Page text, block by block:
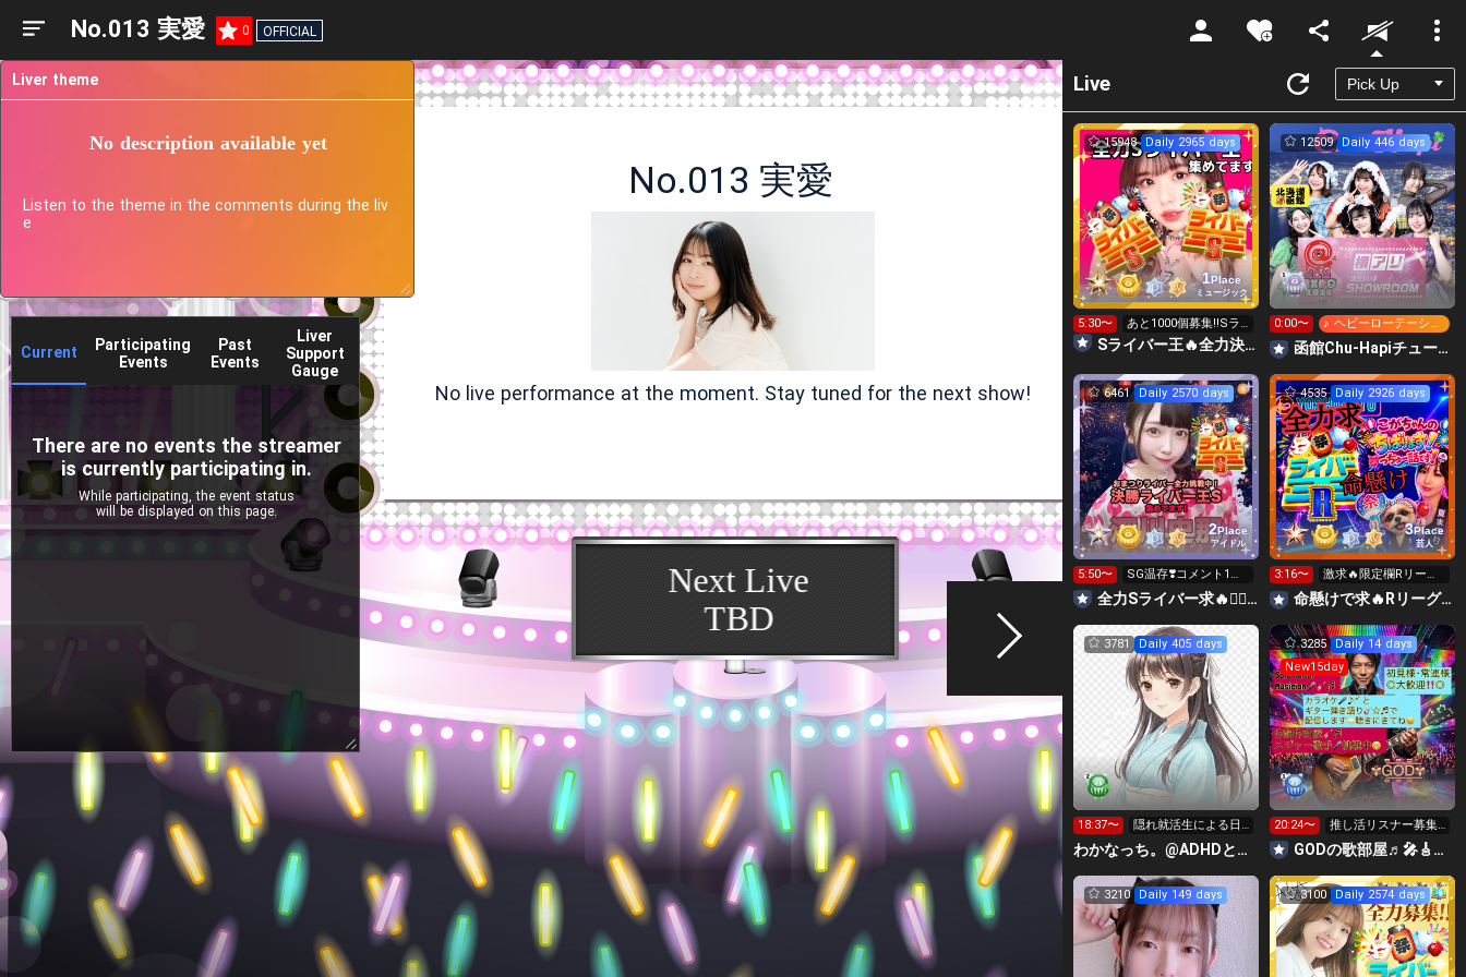
No.013 実愛 0 OFFICIAL
Unmute
No.013 実愛
No live performance at the moment. Stay tuned for the next show!
Current
Participating
Events
Past
Events
Liver
Support
Gauge
There are no events the streamer
is currently participating in.
While participating, the event status
will be displayed on this page.
Liver theme
No description available yet
Listen to the theme in the comments during the liv
e
Live
1Place
ミュージック
15948 Daily 2965 days
5:30〜
あと1000個募集‼️Sラ
イバー王👑投げれま
Sライバー王🔥全力決勝🗽🌈Annnnnaの空⛱
12509 Daily 446 days
0:00〜
♪ ヘビーローテーショ
ン
函館Chu-Hapiチューハピ🌈
2Place
アイドル
6461 Daily 2570 days
5:50〜
SG温存❣️コメント1回
で無料の S求🧡
全力Sライバー求🔥❤️‍🔥147cm深川史那のルーム🐸🎈
3Place
芸人
4535 Daily 2926 days
3:16〜
激求🔥限定欄Rリーグ
👑0時～枠に来れる方
ギフト温存
命懸けで求🔥Rリーグ👑夏祭実行委員長🎆こがちゃんのちばります
3781 Daily 405 days
18:37〜
隠れ就活生による日
常⭐️
わかなっち。@ADHDと手帳タイム
3285
Daily 14 days
New15day
20:24〜
推し活リスナー募集
中、皆様楽しんでい
って下さい😆🎸
GODの歌部屋♬🎤🎸☆♬🌟
3210 Daily 149 days 3100 Daily 2574 days